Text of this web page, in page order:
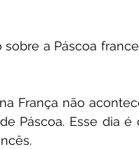
a Páscoa
França não
Páscoa. Esse dia é